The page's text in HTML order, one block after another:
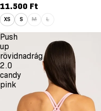
11.500 Ft
XS S M L
Push
up
rövidnadrág
2.0
candy
pink